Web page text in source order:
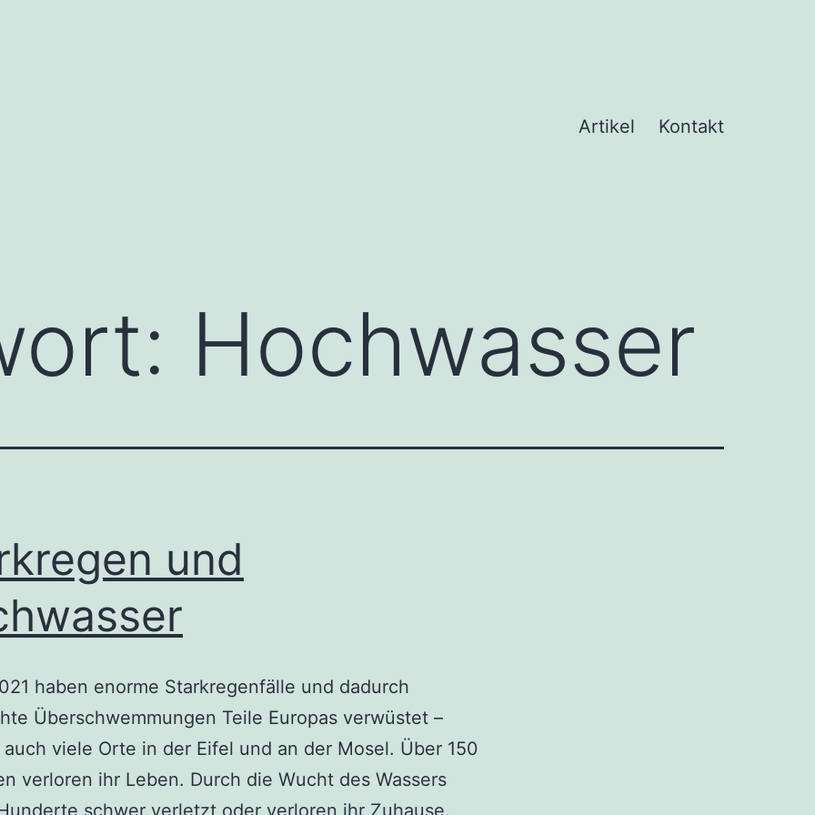
Artikel Kontakt
Hochwasser
und
haben enorme Starkregenfälle und dadurch
Überschwemmungen Teile Europas verwüstet –
viele Orte in der Eifel und an der Mosel. Über 150
verloren ihr Leben. Durch die Wucht des Wassers
schwer verletzt oder verloren ihr Zuhause.